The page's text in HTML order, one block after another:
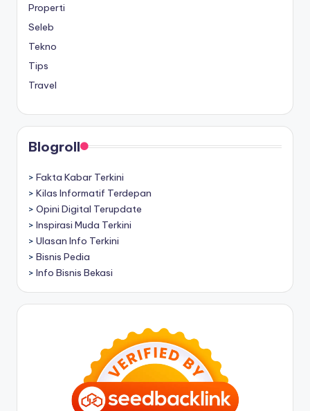
Properti
Seleb
Tekno
Tips
Travel
Blogroll
> Fakta Kabar Terkini
> Kilas Informatif Terdepan
> Opini Digital Terupdate
> Inspirasi Muda Terkini
> Ulasan Info Terkini
> Bisnis Pedia
> Info Bisnis Bekasi